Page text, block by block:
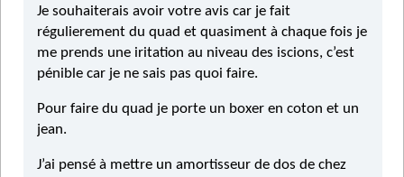
Je souhaiterais avoir votre avis car je fait
régulierement du quad et quasiment à chaque fois je
me prends une iritation au niveau des iscions, c’est
pénible car je ne sais pas quoi faire.
Pour faire du quad je porte un boxer en coton et un
jean.
J’ai pensé à mettre un amortisseur de dos de chez